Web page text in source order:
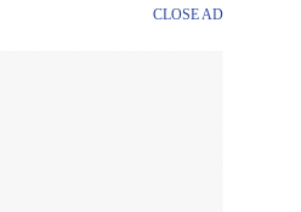
CLOSE AD